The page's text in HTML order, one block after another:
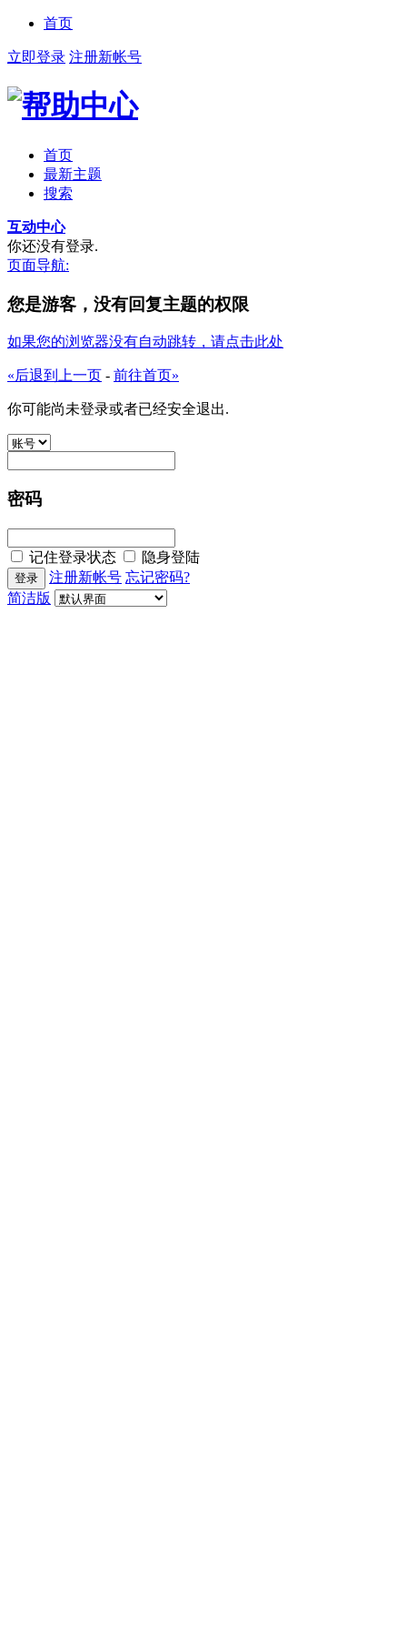
首页
立即登录 注册新帐号
首页
最新主题
搜索
互动中心
你还没有登录.
页面导航:
您是游客，没有回复主题的权限
如果您的浏览器没有自动跳转，请点击此处
«后退到上一页 - 前往首页»
你可能尚未登录或者已经安全退出.
密码
记住登录状态
隐身登陆
注册新帐号 忘记密码?
简洁版